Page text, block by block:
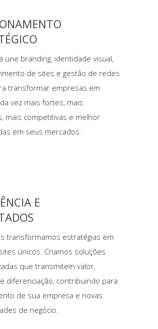
une branding, identidade visual,
de sites e gestão de redes
transformar empresas em
vez mais fortes, mais
mais competitivas e melhor
em seus mercados.
E
transformamos estratégias em
únicos. Criamos soluções
que transmitem valor,
diferenciação, contribuindo para
de sua empresa e novas
de negócio.